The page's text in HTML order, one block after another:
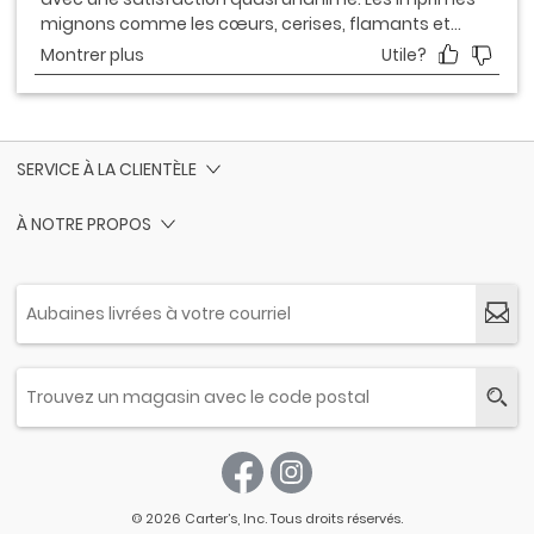
SERVICE À LA CLIENTÈLE
À NOTRE PROPOS
© 2026 Carter’s, Inc. Tous droits réservés.